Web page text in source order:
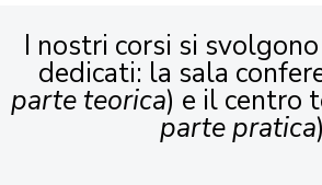
I nostri corsi si
dedicati: la sala
parte teorica) e il centro
parte pratica